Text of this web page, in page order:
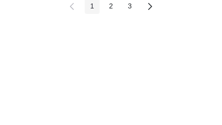
Các trang trên cổng
1 Các trang trên cổng
2 Các trang trên cổng
3